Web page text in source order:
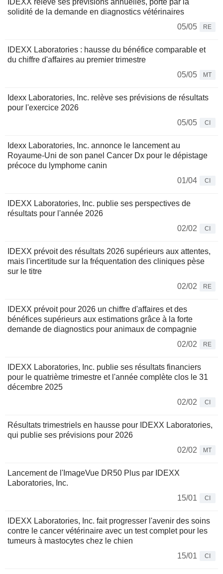
IDEXX relève ses prévisions annuelles, porté par la
solidité de la demande en diagnostics vétérinaires
05/05
RE
IDEXX Laboratories : hausse du bénéfice comparable et
du chiffre d'affaires au premier trimestre
05/05
MT
Idexx Laboratories, Inc. relève ses prévisions de résultats
pour l'exercice 2026
05/05
CI
Idexx Laboratories, Inc. annonce le lancement au
Royaume-Uni de son panel Cancer Dx pour le dépistage
précoce du lymphome canin
01/04
CI
IDEXX Laboratories, Inc. publie ses perspectives de
résultats pour l'année 2026
02/02
CI
IDEXX prévoit des résultats 2026 supérieurs aux attentes,
mais l'incertitude sur la fréquentation des cliniques pèse
sur le titre
02/02
RE
IDEXX prévoit pour 2026 un chiffre d'affaires et des
bénéfices supérieurs aux estimations grâce à la forte
demande de diagnostics pour animaux de compagnie
02/02
RE
IDEXX Laboratories, Inc. publie ses résultats financiers
pour le quatrième trimestre et l'année complète clos le 31
décembre 2025
02/02
CI
Résultats trimestriels en hausse pour IDEXX Laboratories,
qui publie ses prévisions pour 2026
02/02
MT
Lancement de l'ImageVue DR50 Plus par IDEXX
Laboratories, Inc.
15/01
CI
IDEXX Laboratories, Inc. fait progresser l'avenir des soins
contre le cancer vétérinaire avec un test complet pour les
tumeurs à mastocytes chez le chien
15/01
CI